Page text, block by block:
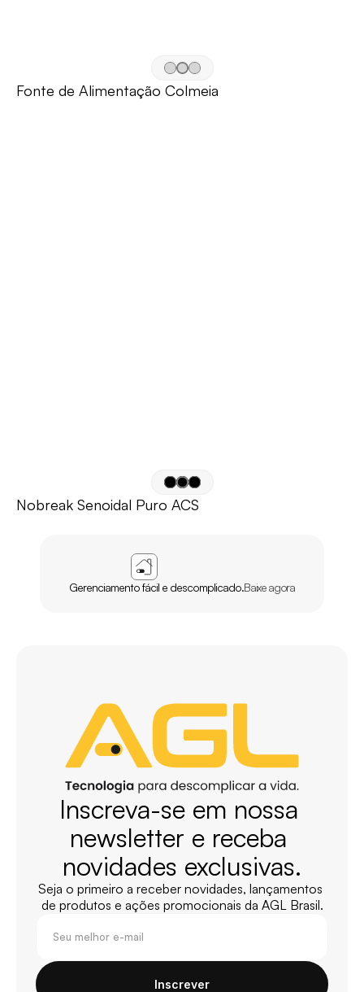
Fonte de Alimentação Colmeia
Nobreak Senoidal Puro ACS
Gerenciamento fácil e descomplicado.Baixe agora
Inscreva-se em nossa
newsletter e receba
novidades exclusivas.
Seja o primeiro a receber novidades, lançamentos
de produtos e ações promocionais da AGL Brasil.
Inscrever